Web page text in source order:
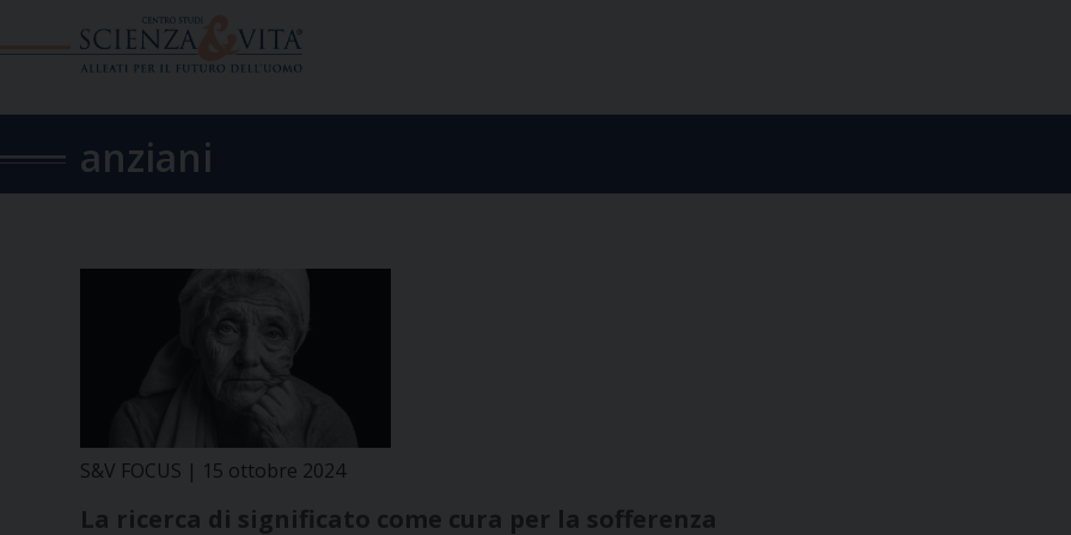
anziani
S&V FOCUS | 15 ottobre 2024
La ricerca di significato come cura per la sofferenza